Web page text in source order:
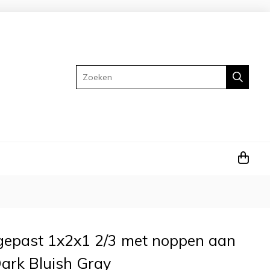
1x2x1 2/3 met noppen aan
Bluish Gray